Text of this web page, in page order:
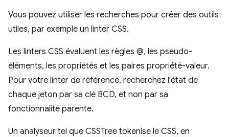
Vous pouvez utiliser les recherches pour créer des outils
utiles, par exemple un linter CSS.
Les linters CSS évaluent les règles @, les pseudo-
éléments, les propriétés et les paires propriété-valeur.
Pour votre linter de référence, recherchez l'état de
chaque jeton par sa clé BCD, et non par sa
fonctionnalité parente.
Un analyseur tel que CSSTree tokenise le CSS, en